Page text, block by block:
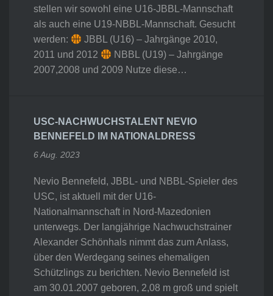
stellen wir sowohl eine U16-JBBL-Mannschaft
als auch eine U19-NBBL-Mannschaft. Gesucht
werden:
JBBL (U16) – Jahrgänge 2010,
2011 und 2012
NBBL (U19) – Jahrgänge
2007,2008 und 2009 Nutze diese…
USC-NACHWUCHSTALENT NEVIO
BENNEFELD IM NATIONALDRESS
6 Aug. 2023
Nevio Bennefeld, JBBL- und NBBL-Spieler des
USC, ist aktuell mit der U16-
Nationalmannschaft in Nord-Mazedonien
unterwegs. Der langjährige Nachwuchstrainer
Alexander Schönhals nimmt das zum Anlass,
über den Werdegang seines ehemaligen
Schützlings zu berichten. Nevio Bennefeld ist
am 30.01.2007 geboren, 2,08 m groß und spielt